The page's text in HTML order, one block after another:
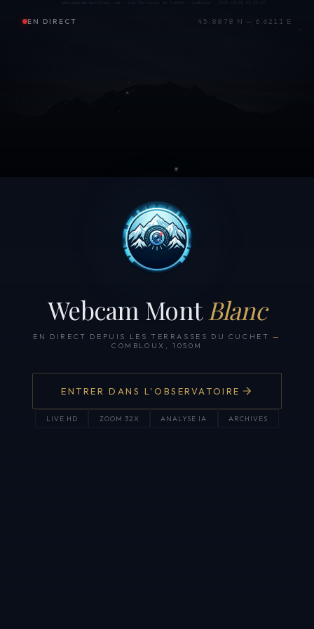
EN DIRECT 45.8878 N — 6.6211 E
Webcam Mont Blanc
EN DIRECT DEPUIS LES TERRASSES DU CUCHET —
COMBLOUX, 1050M
ENTRER DANS L'OBSERVATOIRE
LIVE HD ZOOM 32X ANALYSE IA ARCHIVES